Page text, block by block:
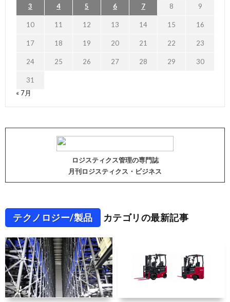
3 4 5 6 7 8 9
10 11 12 13 14 15 16
17 18 19 20 21 22 23
24 25 26 27 28 29 30
31
« 7月
ロジスティクス管理の専門誌
月刊ロジスティクス・ビジネス
テクノロジー/製品 カテゴリの最新記事